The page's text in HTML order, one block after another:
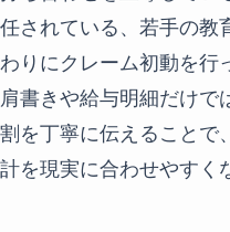
任されている、若手の教
わりにクレーム初動を行
肩書きや給与明細だけで
割を丁寧に伝えることで
計を現実に合わせやすく